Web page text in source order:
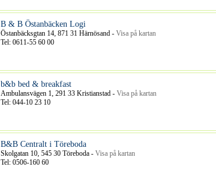
B & B Östanbäcken Logi
Östanbäcksgtan 14, 871 31 Härnösand - Visa på kartan
Tel: 0611-55 60 00
b&b bed & breakfast
Ambulansvägen 1, 291 33 Kristianstad - Visa på kartan
Tel: 044-10 23 10
B&B Centralt i Töreboda
Skolgatan 10, 545 30 Töreboda - Visa på kartan
Tel: 0506-160 60